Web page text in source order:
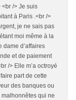
<br /> Je suis
à Paris .<br />
je ne sais pas
moi même à la
dame d’affaires
et de paiement
/> Elle m’a octroyé
part de cette
des banques ou
qui ne